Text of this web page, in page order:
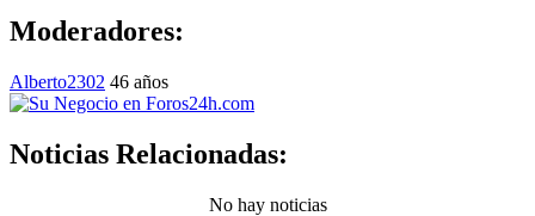
Moderadores:
Alberto2302 46 años
Noticias Relacionadas:
No hay noticias